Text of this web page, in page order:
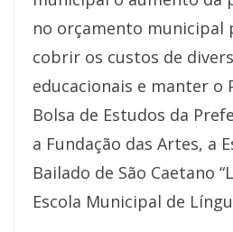
no orçamento municipal
cobrir os custos de
educacionais e manter o
Bolsa de Estudos da
a Fundação das Artes, a
Bailado de São Caetano
Escola Municipal de